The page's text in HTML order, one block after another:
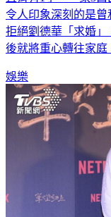
令人印象深刻的是
拒絕劉德華「求婚
後就將重心轉往家庭
娛樂